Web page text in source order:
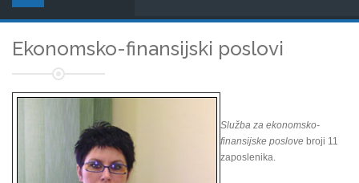
Ekonomsko-finansijski poslovi
Služba za ekonomsko-
finansijske poslove broji 11
zaposlenika.